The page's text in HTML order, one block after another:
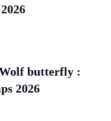
butterfly :
2026